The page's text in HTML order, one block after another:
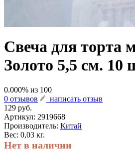
Свеча для торта
Золото 5,5 см. 10
0.000% из 100
0 отзывов
написать отзыв
129 руб.
Артикул: 2919668
Производитель: Китай
Вес: 0,03 кг.
Нет в наличии